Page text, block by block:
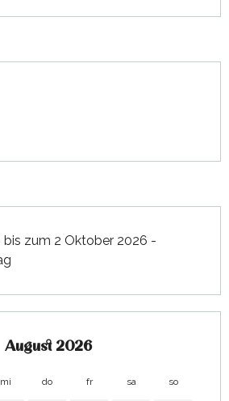
bis zum 2 Oktober 2026 -
August 2026
mi do fr sa so